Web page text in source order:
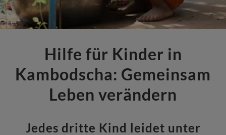
Hilfe für Kinder in
Kambodscha: Gemeinsam
Leben verändern
Jedes dritte Kind leidet unter